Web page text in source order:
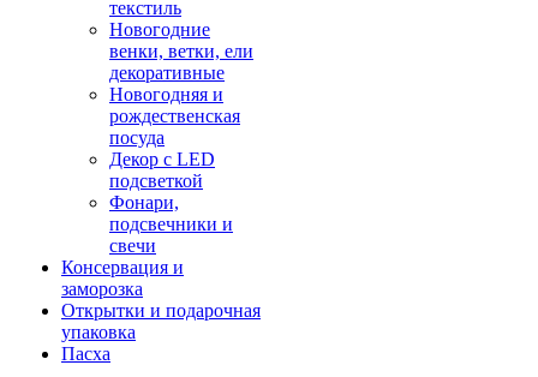
текстиль
Новогодние
венки, ветки, ели
декоративные
Новогодняя и
рождественская
посуда
Декор с LED
подсветкой
Фонари,
подсвечники и
свечи
Консервация и
заморозка
Открытки и подарочная
упаковка
Пасха